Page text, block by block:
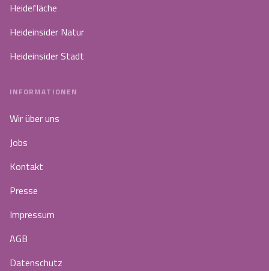
Heidefläche
Heideinsider Natur
Heideinsider Stadt
INFORMATIONEN
Wir über uns
Jobs
Kontakt
Presse
Impressum
AGB
Datenschutz